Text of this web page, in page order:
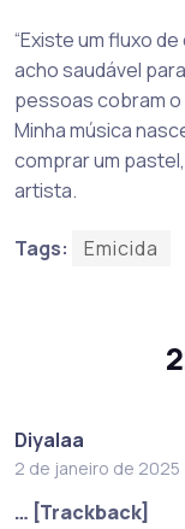
“Existe um fluxo
acho saudável
pessoas cobram o
Minha música
comprar um
artista.
Tags: Emicida
Diyalaa
2 de janeiro de 2025
… [Trackback]